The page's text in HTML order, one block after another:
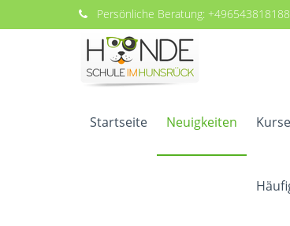
Persönliche Beratung:
Startseite Neuigkeiten